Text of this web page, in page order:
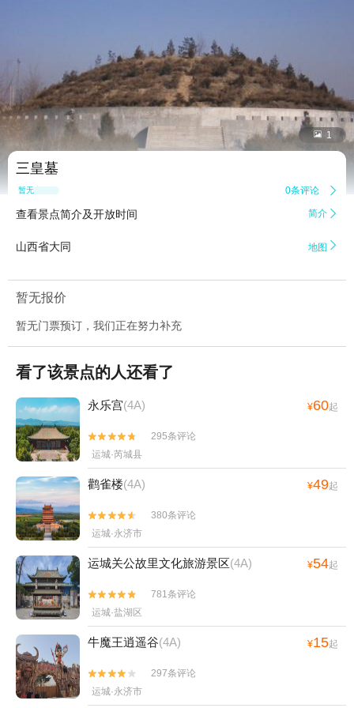
 1
三皇墓
暂无点评 0条评论 
查看景点简介及开放时间 简介 
山西省大同 地图 
暂无报价
暂无门票预订，我们正在努力补充
看了该景点的人还看了
永乐宫(4A) ¥60起


295条评论
运城·芮城县
鹳雀楼(4A) ¥49起


380条评论
运城·永济市
运城关公故里文化旅游景区(4A) ¥54起


781条评论
运城·盐湖区
牛魔王逍遥谷(4A) ¥15起


297条评论
运城·永济市